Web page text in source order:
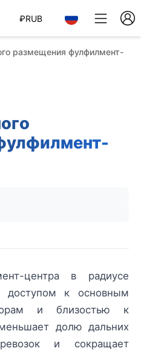
₽RUB
размещения фулфилмент-
центра в радиусе
доступом к основным
и близостью к
долю дальних
и сокращает